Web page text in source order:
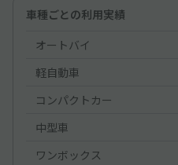
車種ごとの利用実績
オートバイ
軽自動車
コンパクトカー
中型車
ワンボックス